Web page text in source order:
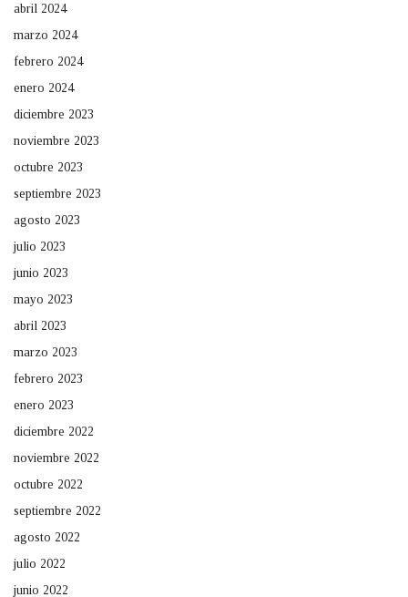
abril 2024
marzo 2024
febrero 2024
enero 2024
diciembre 2023
noviembre 2023
octubre 2023
septiembre 2023
agosto 2023
julio 2023
junio 2023
mayo 2023
abril 2023
marzo 2023
febrero 2023
enero 2023
diciembre 2022
noviembre 2022
octubre 2022
septiembre 2022
agosto 2022
julio 2022
junio 2022